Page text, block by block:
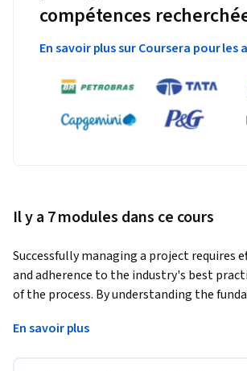
compétences
En savoir plus sur Coursera pour les
Il y a 7 modules dans ce cours
Successfully managing a project requires
and adherence to the industry's best
of the process. By understanding the
a project in your organization and position
En savoir plus